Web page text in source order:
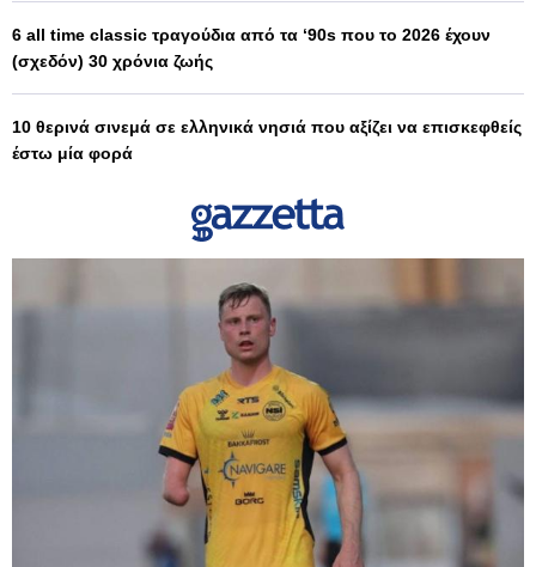
6 all time classic τραγούδια από τα ‘90s που το 2026 έχουν
(σχεδόν) 30 χρόνια ζωής
10 θερινά σινεμά σε ελληνικά νησιά που αξίζει να επισκεφθείς
έστω μία φορά